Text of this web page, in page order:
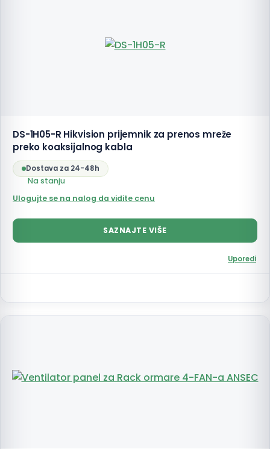
DS-1H05-R Hikvision prijemnik za prenos mreže
preko koaksijalnog kabla
Dostava za 24-48h
Na stanju
Ulogujte se na nalog da vidite cenu
SAZNAJTE VIŠE
Uporedi